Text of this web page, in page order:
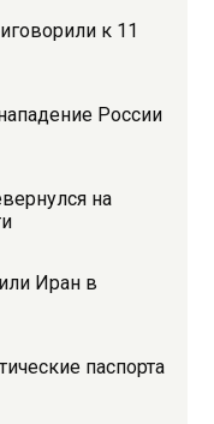
к 11
России
на
Иран в
паспорта